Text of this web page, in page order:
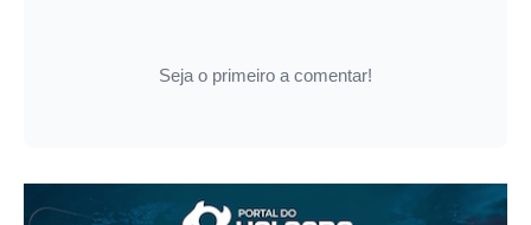
Seja o primeiro a comentar!